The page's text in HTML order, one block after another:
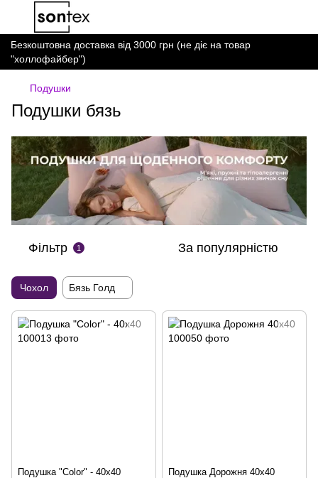
Безкоштовна доставка від 3000 грн (не діє на товар
"холлофайбер")
Подушки
Подушки бязь
Фільтр 1 За популярністю
Чохол Бязь Голд
Подушка "Color" - 40x40 Подушка Дорожня 40x40